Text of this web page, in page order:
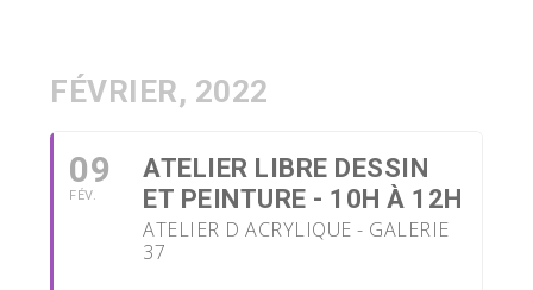
FÉVRIER, 2022
09
FÉV.
ATELIER LIBRE DESSIN
ET PEINTURE - 10H À 12H
ATELIER D ACRYLIQUE - GALERIE
37